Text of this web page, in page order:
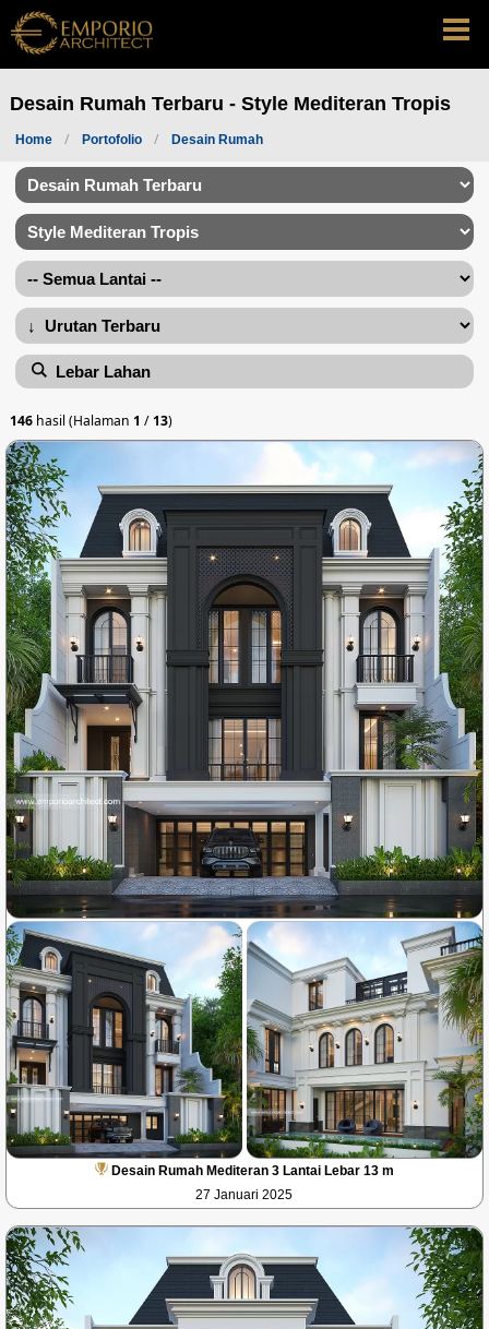
Desain Rumah Terbaru - Style Mediteran Tropis
Home Portofolio Desain Rumah
Lebar Lahan
146 hasil (Halaman 1 / 13)
Desain Rumah Mediteran 3 Lantai Lebar 13 m
27 Januari 2025